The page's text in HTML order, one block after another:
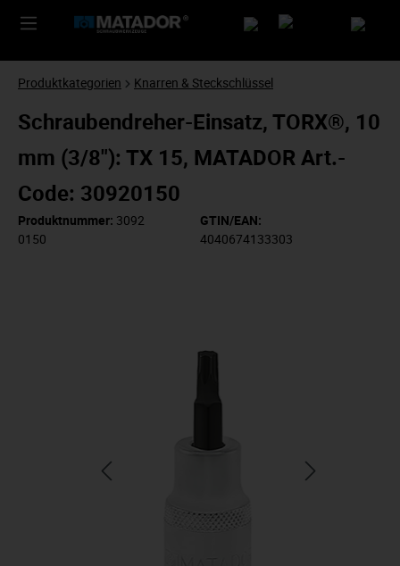
Produktkategorien Knarren & Steckschlüssel
Schraubendreher-Einsatz, TORX®, 10
mm (3/8"): TX 15, MATADOR Art.-
Code: 30920150
Produktnummer: 3092
0150
GTIN/EAN:
4040674133303